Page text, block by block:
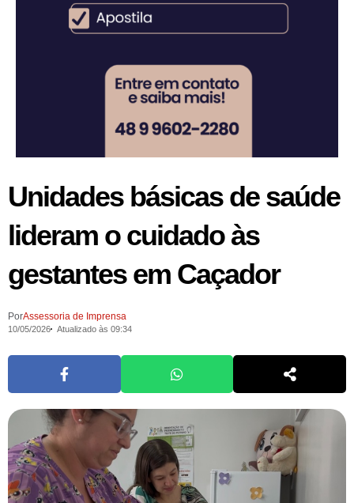
Unidades básicas de saúde
lideram o cuidado às
gestantes em Caçador
PorAssessoria de Imprensa
10/05/2026 Atualizado às 09:34